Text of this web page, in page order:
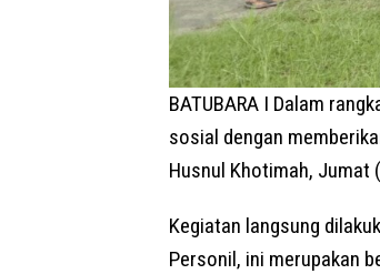
BATUBARA I Dalam
sosial dengan
Husnul Khotimah, Jumat
Kegiatan langsung
Personil, ini merupakan